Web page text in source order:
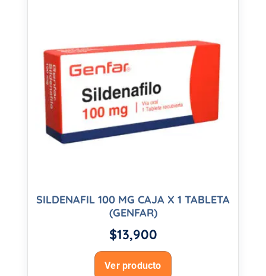
SILDENAFIL 100 MG CAJA X 1 TABLETA
(GENFAR)
$13,900
Ver producto